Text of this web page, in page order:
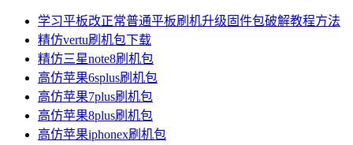
学习平板改正常普通平板刷机升级固件包破解教程方法
精仿vertu刷机包下载
精仿三星note8刷机包
高仿苹果6splus刷机包
高仿苹果7plus刷机包
高仿苹果8plus刷机包
高仿苹果iphonex刷机包